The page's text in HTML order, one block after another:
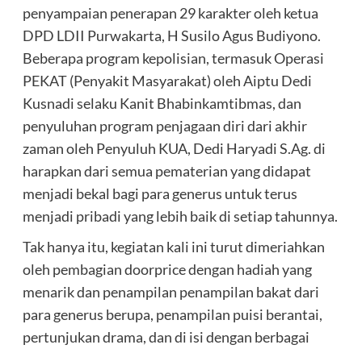
penyampaian penerapan 29 karakter oleh ketua
DPD LDII Purwakarta, H Susilo Agus Budiyono.
Beberapa program kepolisian, termasuk Operasi
PEKAT (Penyakit Masyarakat) oleh Aiptu Dedi
Kusnadi selaku Kanit Bhabinkamtibmas, dan
penyuluhan program penjagaan diri dari akhir
zaman oleh Penyuluh KUA, Dedi Haryadi S.Ag. di
harapkan dari semua pematerian yang didapat
menjadi bekal bagi para generus untuk terus
menjadi pribadi yang lebih baik di setiap tahunnya.
Tak hanya itu, kegiatan kali ini turut dimeriahkan
oleh pembagian doorprice dengan hadiah yang
menarik dan penampilan penampilan bakat dari
para generus berupa, penampilan puisi berantai,
pertunjukan drama, dan di isi dengan berbagai